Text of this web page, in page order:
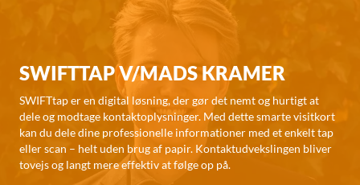
SWIFTTAP V/MADS KRAMER
SWIFTtap er en digital løsning, der gør det nemt og hurtigt at
dele og modtage kontaktoplysninger. Med dette smarte visitkort
kan du dele dine professionelle informationer med et enkelt tap
eller scan – helt uden brug af papir. Kontaktudvekslingen bliver
tovejs og langt mere effektiv at følge op på.